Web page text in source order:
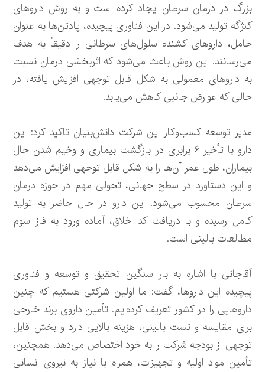
بزرگ در درمان سرطان ایجاد کرده است و به روش داروهای
کنژگه تولید می‌شود. در این فناوری پیچیده، پادتن‌ها به عنوان
حامل، داروهای کشنده سلول‌های سرطانی را دقیقاً به هدف
می‌رسانند. این روش باعث می‌شود که اثربخشی درمان نسبت
به داروهای معمولی به شکل قابل توجهی افزایش یافته، در
حالی که عوارض جانبی کاهش می‌یابد.
مدیر توسعه کسب‌وکار این شرکت دانش‌بنیان تاکید کرد: این
دارو با تأخیر ۶ برابری در بازگشت بیماری و وخیم شدن حال
بیماران، طول عمر آن‌ها را به شکل قابل توجهی افزایش می‌دهد
و این دستاورد در سطح جهانی، تحولی مهم در حوزه درمان
سرطان محسوب می‌شود. این دارو در حال حاضر به تولید
کامل رسیده و با دریافت کد اخلاق، آماده ورود به فاز سوم
مطالعات بالینی است.
آقاجانی با اشاره به بار سنگین تحقیق و توسعه و فناوری
پیچیده این داروها، گفت: ما اولین شرکتی هستیم که چنین
داروهایی را در کشور تعریف کرده‌ایم. تأمین داروی برند خارجی
برای مقایسه و تست بالینی، هزینه بالایی دارد و بخش قابل
توجهی از بودجه شرکت را به خود اختصاص می‌دهد. همچنین،
تأمین مواد اولیه و تجهیزات، همراه با نیاز به نیروی انسانی